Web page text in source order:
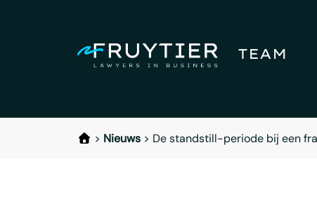
TEAM
> Nieuws> De standstill-periode bij een